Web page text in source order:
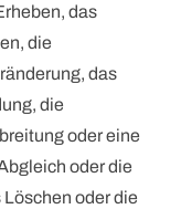
das
die
das
die
oder eine
oder die
oder die